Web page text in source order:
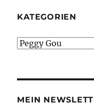
KATEGORIEN
Kategorien
MEIN